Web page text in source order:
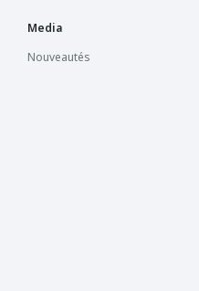
Media
Nouveautés